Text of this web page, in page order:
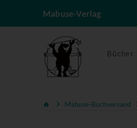
Mabuse-Verlag
Bücher
Mabuse-Buchversand